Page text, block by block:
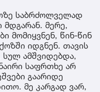
საბრძოლველად
მდგარან. მერე,
მომიყვნენ, წინ-წინ
იდგნენ. თავის
სულ ამშვიდებდა,
საფრთხე არ
გაარიდე
მე კარგად ვარ,